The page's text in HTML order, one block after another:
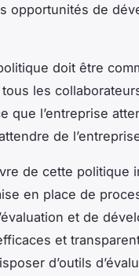
opportunités de
doit être
les
que l’entreprise
de
de cette politique
en place de
et de
et
d’outils